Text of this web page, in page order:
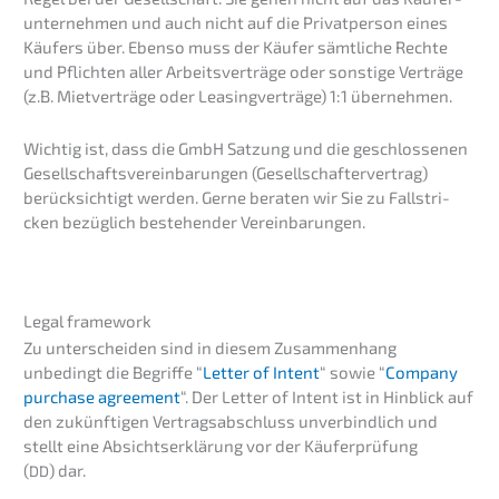
un­ter­neh­men und auch nicht auf die Privat­per­son eines
Käufers über. Ebenso muss der Käufer sämtli­che Rechte
und Pflich­ten aller Arbeits­ver­trä­ge oder sonsti­ge Verträ­ge
(z.B. Mietver­trä­ge oder Leasing­ver­trä­ge) 1:1 übernehmen.
Wichtig ist, dass die GmbH Satzung und die geschlos­se­nen
Gesell­schafts­ver­ein­ba­run­gen (Gesell­schaf­ter­ver­trag)
berück­sich­tigt werden. Gerne beraten wir Sie zu Fallstri­
cken bezüg­lich bestehen­der Vereinbarungen.
Legal frame­work
Zu unter­schei­den sind in diesem Zusam­men­hang
unbedingt die Begrif­fe “Letter of Intent“ sowie “Compa­ny
purcha­se agree­ment“. Der Letter of Intent ist in Hinblick auf
den zukünf­ti­gen Vertrags­ab­schluss unver­bind­lich und
stellt eine Absichts­er­klä­rung vor der Käufer­prü­fung
(DD) dar.